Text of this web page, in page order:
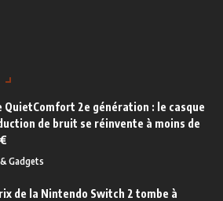
QuietComfort 2e génération : le casque
de bruit se réinvente à moins de
Gadgets
de la Nintendo Switch 2 tombe à